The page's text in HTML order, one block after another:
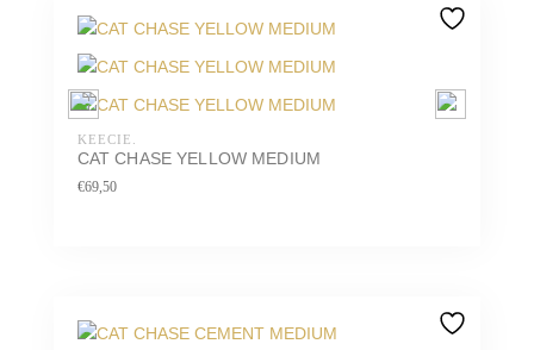
KEECIE.
CAT CHASE YELLOW MEDIUM
€69,50